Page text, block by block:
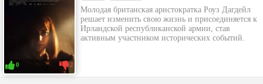
0 2
Молодая британская аристократка Роуз Дагдейл
решает изменить свою жизнь и присоединяется к
Ирландской республиканской армии, став
активным участником исторических событий.